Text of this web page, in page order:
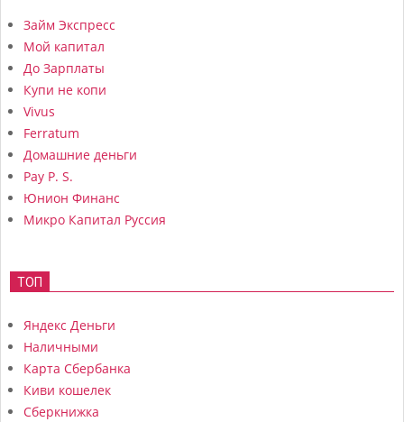
Займ Экспресс
Мой капитал
До Зарплаты
Купи не копи
Vivus
Ferratum
Домашние деньги
Pay P. S.
Юнион Финанс
Микро Капитал Руссия
ТОП
Яндекс Деньги
Наличными
Карта Сбербанка
Киви кошелек
Сберкнижка